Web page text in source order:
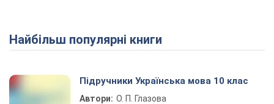
Найбільш популярні книги
Підручники Українська мова 10 клас
Автори: О. П. Глазова